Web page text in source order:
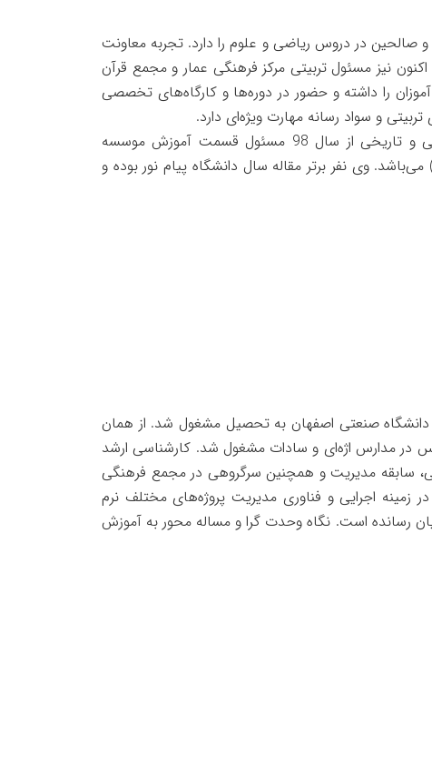
در دروس ریاضی و علوم را دارد. تجربه معاونت
فرهنگی داشته و هم اکنون نیز مسئول تربیتی مرکز فرهنگی عمار و مجمع قرآن
با دانش آموزان را داشته و حضور در دوره‌ها و کارگاه‌های تخصصی
و سواد رسانه مهارت ویژه‌ای دارد.
وی همچنین با توجه به دغدغه‌ی آشنا کردن نسل امروز با پیشینه تمدنی و تاریخی از سال 98 مسئول قسمت آموزش موسسه
وی نفر برتر مقاله سال دانشگاه پیام نور بوده و
برق دانشگاه صنعتی اصفهان به تحصیل مشغول شد. از همان
در مدارس اژه‌ای و سادات مشغول شد. کارشناسی ارشد
سابقه مدیریت و همچنین سرگروهی در مجمع فرهنگی
زمینه اجرایی و فناوری مدیریت پروژه‌های مختلف نرم
رسانده است. نگاه وحدت گرا و مساله محور به آموزش